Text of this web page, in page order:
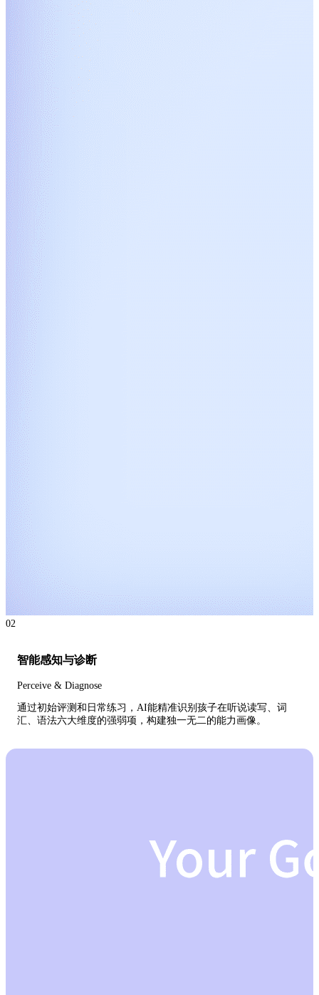
02
智能感知与诊断
Perceive & Diagnose
通过初始评测和日常练习，AI能精准识别孩子在听说读写、词
汇、语法六大维度的强弱项，构建独一无二的能力画像。